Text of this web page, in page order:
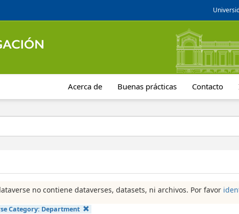
Acerca de Buenas prácticas Contacto
no contiene dataverses, datasets, ni archivos. Por favor
Category: Department